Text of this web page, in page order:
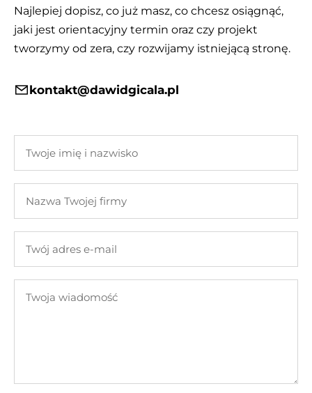
Najlepiej dopisz, co już masz, co chcesz osiągnąć,
jaki jest orientacyjny termin oraz czy projekt
tworzymy od zera, czy rozwijamy istniejącą stronę.
kontakt@dawidgicala.pl
imię
nazwisko
Twojej
adres
mail
wiadomość